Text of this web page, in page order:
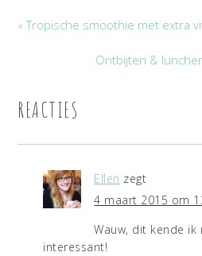
« Tropische smoothie met extra
Ontbijten &
REACTIES
Ellen zegt
4 maart 2015 om
Wauw, dit kende ik
interessant!